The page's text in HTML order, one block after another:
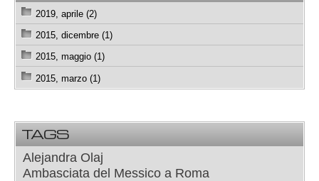
2019, aprile (2)
2015, dicembre (1)
2015, maggio (1)
2015, marzo (1)
TAGS
Alejandra Olaj
Ambasciata del Messico a Roma